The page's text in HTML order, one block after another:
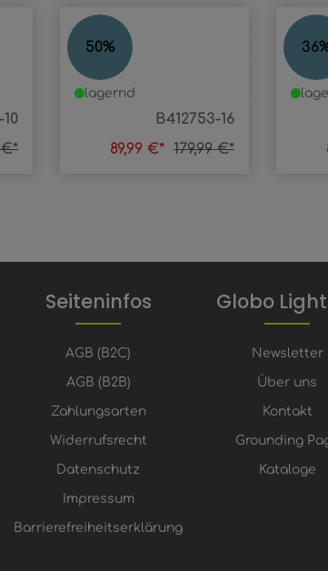
€*
50%
TILDA
B412753-16
lagernd
89,99 €* 179,99 €*
36
Seiteninfos
AGB (B2C)
AGB (B2B)
Zahlungsarten
Widerrufsrecht
Datenschutz
Impressum
Barrierefreiheitserklärung
Globo
Newsletter
Über uns
Kontakt
Grounding
Kataloge